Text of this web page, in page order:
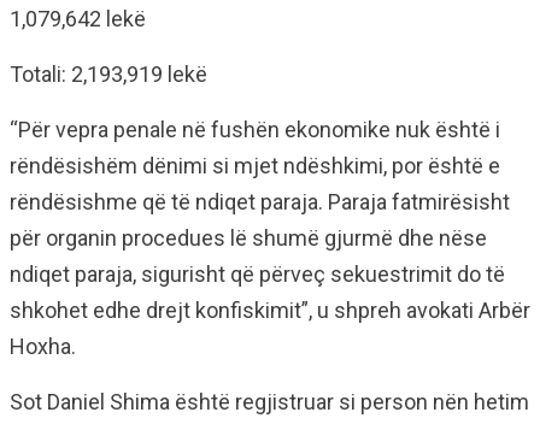
1,079,642 lekë
Totali: 2,193,919 lekë
“Për vepra penale në fushën ekonomike nuk është i
rëndësishëm dënimi si mjet ndëshkimi, por është e
rëndësishme që të ndiqet paraja. Paraja fatmirësisht
për organin procedues lë shumë gjurmë dhe nëse
ndiqet paraja, sigurisht që përveç sekuestrimit do të
shkohet edhe drejt konfiskimit”, u shpreh avokati Arbër
Hoxha.
Sot Daniel Shima është regjistruar si person nën hetim